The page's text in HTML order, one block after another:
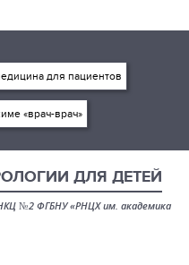
для пациентов
«врач-врач»
ДЛЯ ДЕТЕЙ
№2 ФГБНУ «РНЦХ им. академика